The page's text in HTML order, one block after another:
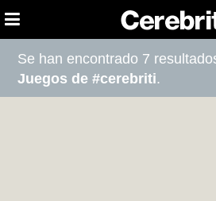
Se han encontrado 7
Juegos de #cerebriti.